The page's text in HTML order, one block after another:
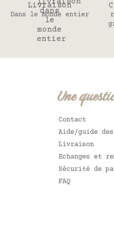
Livraison
Dans le monde entier
Une
Contact
Aide/guide
Livraison
Echanges et
Sécurité de
FAQ